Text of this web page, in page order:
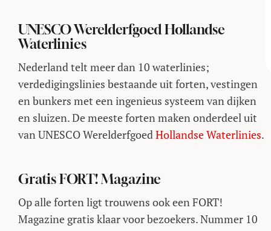
UNESCO Werelderfgoed Hollandse
Waterlinies
Nederland telt meer dan 10 waterlinies;
verdedigingslinies bestaande uit forten, vestingen
en bunkers met een ingenieus systeem van dijken
en sluizen. De meeste forten maken onderdeel uit
van UNESCO WerelderfgoedHollandse Waterlinies.
Gratis FORT! Magazine
Op alle forten ligt trouwens ook een FORT!
Magazine gratis klaar voor bezoekers. Nummer 10